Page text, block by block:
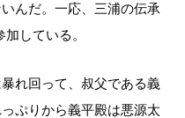
んだ。一応、三浦の伝承
加している。
れ回って、叔父である義
ぷりから義平殿は悪源太